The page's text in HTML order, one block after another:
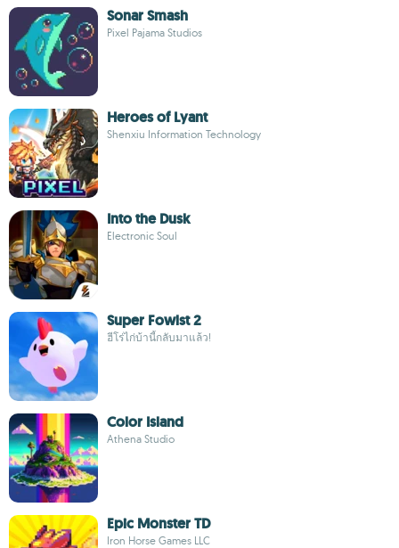
Sonar Smash
Pixel Pajama Studios
Heroes of Lyant
Shenxiu Information Technology
Into the Dusk
Electronic Soul
Super Fowlst 2
ฮีโร่ไก่บ้านี้กลับมาแล้ว!
Color Island
Athena Studio
Epic Monster TD
Iron Horse Games LLC